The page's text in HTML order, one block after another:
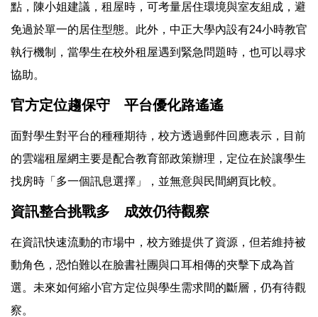
點，陳小姐建議，租屋時，可考量居住環境與室友組成，避
免過於單一的居住型態。此外，中正大學內設有24小時教官
執行機制，當學生在校外租屋遇到緊急問題時，也可以尋求
協助。
官方定位趨保守 平台優化路遙遙
面對學生對平台的種種期待，校方透過郵件回應表示，目前
的雲端租屋網主要是配合教育部政策辦理，定位在於讓學生
找房時「多一個訊息選擇」，並無意與民間網頁比較。
資訊整合挑戰多 成效仍待觀察
在資訊快速流動的市場中，校方雖提供了資源，但若維持被
動角色，恐怕難以在臉書社團與口耳相傳的夾擊下成為首
選。未來如何縮小官方定位與學生需求間的斷層，仍有待觀
察。